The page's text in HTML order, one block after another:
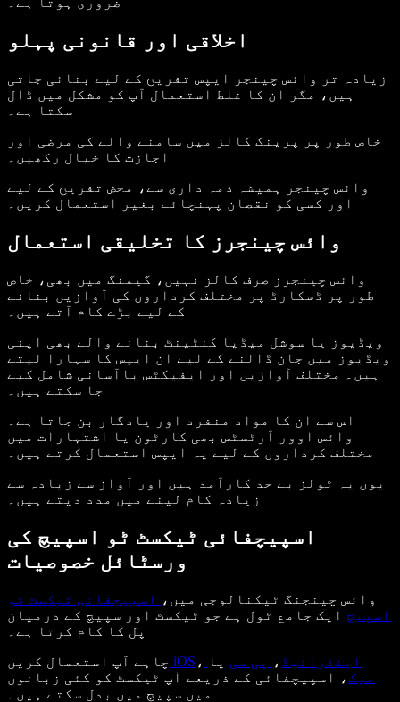
اخلاقی اور قانونی پہلو
زیادہ تر وائس چینجر ایپس تفریح کے لیے بنائی جاتی
ہیں، مگر ان کا غلط استعمال آپ کو مشکل میں ڈال
سکتا ہے۔
خاص طور پر پرینک کالز میں سامنے والے کی مرضی اور
اجازت کا خیال رکھیں۔
وائس چینجر ہمیشہ ذمہ داری سے، محض تفریح کے لیے
اور کسی کو نقصان پہنچائے بغیر استعمال کریں۔
وائس چینجرز کا تخلیقی استعمال
وائس چینجرز صرف کالز نہیں، گیمنگ میں بھی، خاص
طور پر ڈسکارڈ پر مختلف کرداروں کی آوازیں بنانے
کے لیے بڑے کام آتے ہیں۔
ویڈیوز یا سوشل میڈیا کنٹینٹ بنانے والے بھی اپنی
ویڈیوز میں جان ڈالنے کے لیے ان ایپس کا سہارا لیتے
ہیں۔ مختلف آوازیں اور ایفیکٹس باآسانی شامل کیے
جا سکتے ہیں۔
اس سے ان کا مواد منفرد اور یادگار بن جاتا ہے۔
وائس اوور آرٹسٹس بھی کارٹون یا اشتہارات میں
مختلف کرداروں کے لیے یہ ایپس استعمال کرتے ہیں۔
یوں یہ ٹولز بے حد کارآمد ہیں اور آواز سے زیادہ سے
زیادہ کام لینے میں مدد دیتے ہیں۔
اسپیچفائی ٹیکسٹ ٹو اسپیچ کی
ورسٹائل خصوصیات
وائس چینجنگ ٹیکنالوجی میں،
اسپیچفائی ٹیکسٹ ٹو
اسپیچ ایک جامع ٹول ہے جو ٹیکسٹ اور سپیچ کے درمیان
پل کا کام کرتا ہے۔
چاہے آپ استعمال کریں iOS ، اینڈرائیڈ ، پی سی یا
میک، اسپیچفائی کے ذریعے آپ ٹیکسٹ کو کئی زبانوں
میں سپیچ میں بدل سکتے ہیں۔